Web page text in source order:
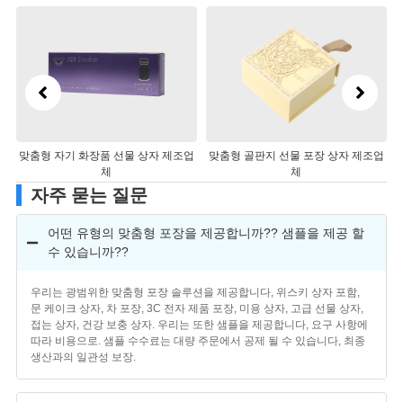
맞춤형 자기 화장품 선물 상자 제조업
체
맞춤형 골판지 선물 포장 상자 제조업
체
자주 묻는 질문
어떤 유형의 맞춤형 포장을 제공합니까?? 샘플을 제공 할
수 있습니까??
우리는 광범위한 맞춤형 포장 솔루션을 제공합니다, 위스키 상자 포함,
문 케이크 상자, 차 포장, 3C 전자 제품 포장, 미용 상자, 고급 선물 상자,
접는 상자, 건강 보충 상자. 우리는 또한 샘플을 제공합니다, 요구 사항에
따라 비용으로. 샘플 수수료는 대량 주문에서 공제 될 수 있습니다, 최종
생산과의 일관성 보장.